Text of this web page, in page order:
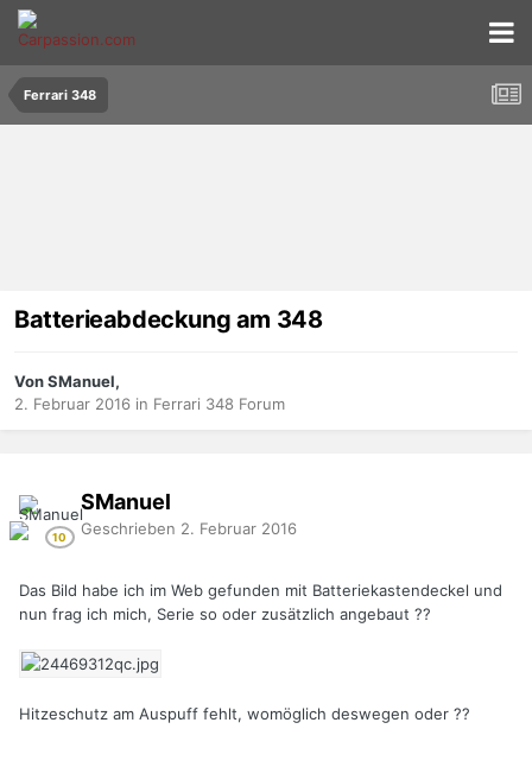
Ferrari 348
Batterieabdeckung am 348
Von SManuel,
2. Februar 2016 in Ferrari 348 Forum
SManuel
Geschrieben 2. Februar 2016
Das Bild habe ich im Web gefunden mit Batteriekastendeckel und
nun frag ich mich, Serie so oder zusätzlich angebaut ??
Hitzeschutz am Auspuff fehlt, womöglich deswegen oder ??